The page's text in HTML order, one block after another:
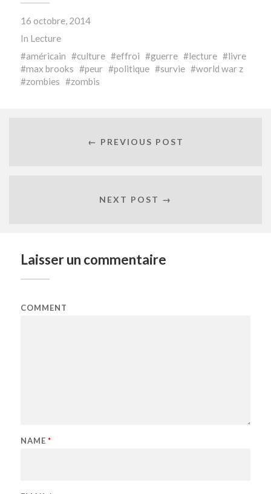
16 octobre, 2014
In Lecture
américain
culture effroi guerre lecture
livre
max brooks
peur politique survie
world war z
zombies
zombis
← PREVIOUS POST
NEXT POST →
Laisser un commentaire
COMMENT
NAME *